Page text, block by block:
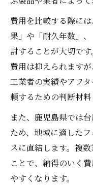
断熱フィルムで
窓ガラスフ
省エネにつ
断熱フィル
ット
窓ガラスフ
高温や紫外線
鹿児島の紫
熱
高温対策に
費用を比較する際に
果」や「耐久年数」
討することが大切で
費用は抑えられます
工業者の実績やアフ
頼するための判断材料
また、鹿児島県では
ため、地域に適した
スに直結します。複
ことで、納得のいく
やすくなります。